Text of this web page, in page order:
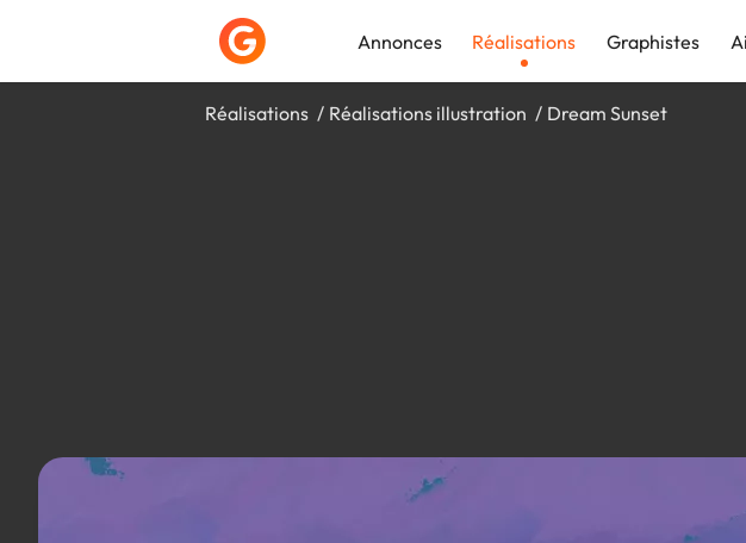
Annonces Réalisations Graphistes
Réalisations Réalisations illustration Dream Sunset